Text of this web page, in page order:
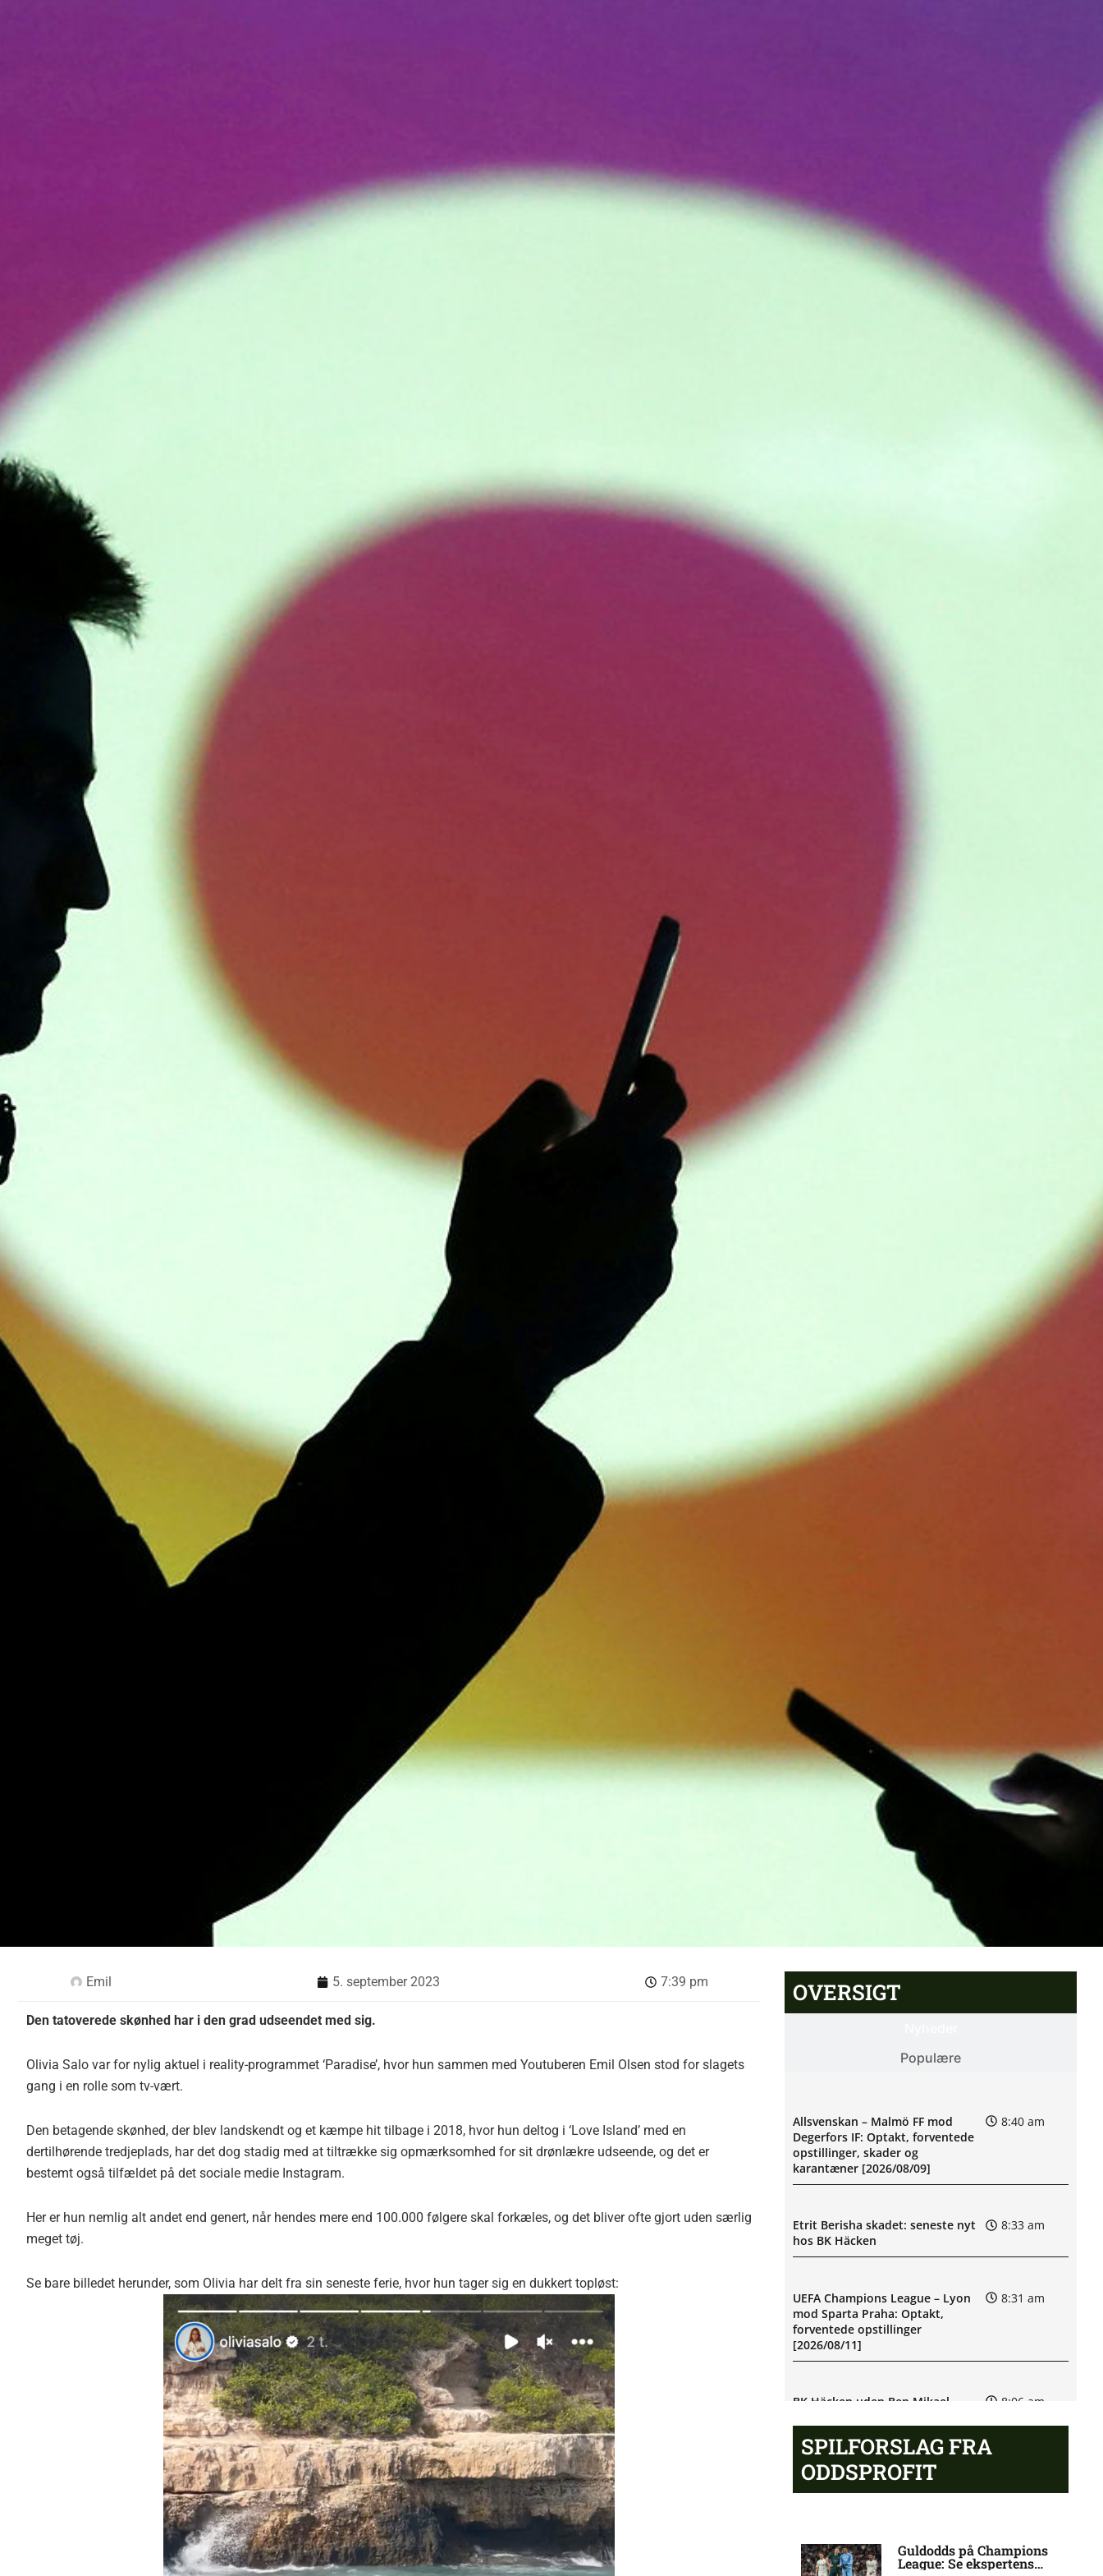
Emil 5. september 2023 7:39 pm
Den tatoverede skønhed har i den grad udseendet med sig.
Olivia Salo var for nylig aktuel i reality-programmet ‘Paradise’, hvor hun sammen med Youtuberen Emil Olsen stod for slagets
gang i en rolle som tv-vært.
Den betagende skønhed, der blev landskendt og et kæmpe hit tilbage i 2018, hvor hun deltog i ‘Love Island’ med en
dertilhørende tredjeplads, har det dog stadig med at tiltrække sig opmærksomhed for sit drønlækre udseende, og det er
bestemt også tilfældet på det sociale medie Instagram.
Her er hun nemlig alt andet end genert, når hendes mere end 100.000 følgere skal forkæles, og det bliver ofte gjort uden særlig
meget tøj.
Se bare billedet herunder, som Olivia har delt fra sin seneste ferie, hvor hun tager sig en dukkert topløst:
OVERSIGT
Populære
Allsvenskan – Malmö FF mod
Degerfors IF: Optakt, forventede
opstillinger, skader og
karantæner [2026/08/09]
8:40 am
Etrit Berisha skadet: seneste nyt
hos BK Häcken
8:33 am
UEFA Champions League – Lyon
mod Sparta Praha: Optakt,
forventede opstillinger
[2026/08/11]
8:31 am
BK Häcken uden Ben Mikael
8:06 am
Filip Olov Öhman misser kamp for
BK Häcken
UEFA Champions League – Sabah
FA mod AGF: Optakt, forventede
6:13 am
SPILFORSLAG FRA
ODDSPROFIT
Guldodds på Champions
League: Se ekspertens